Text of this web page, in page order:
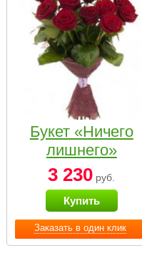
Заказать в один клик
Букет «Ничего
лишнего»
3 230 руб.
Купить